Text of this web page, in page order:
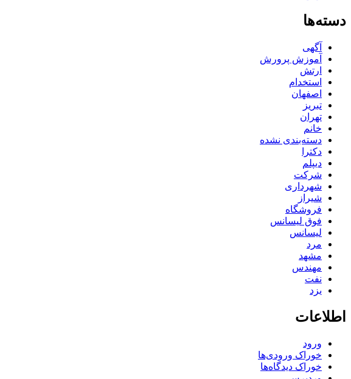
دسته‌ها
آگهی
آموزش پرورش
ارتش
استخدام
اصفهان
تبریز
تهران
خانم
دسته‌بندی نشده
دکترا
دیپلم
شرکت
شهرداری
شیراز
فروشگاه
فوق لیسانس
لیسانس
مرد
مشهد
مهندس
نفت
یزد
اطلاعات
ورود
خوراک ورودی‌ها
خوراک دیدگاه‌ها